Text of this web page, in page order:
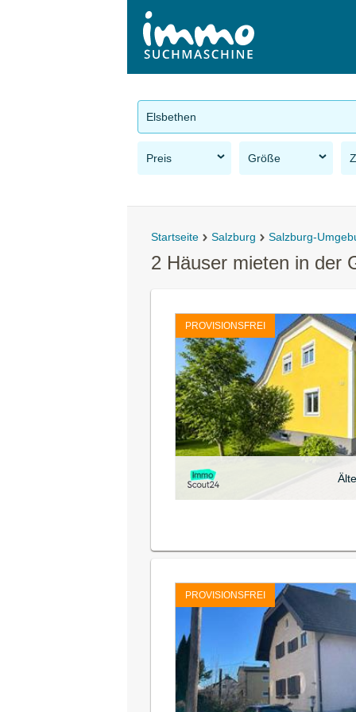
Elsbethen
Preis Größe
Startseite Salzburg Salzburg-
2 Häuser mieten in der
PROVISIONSFREI
PROVISIONSFREI